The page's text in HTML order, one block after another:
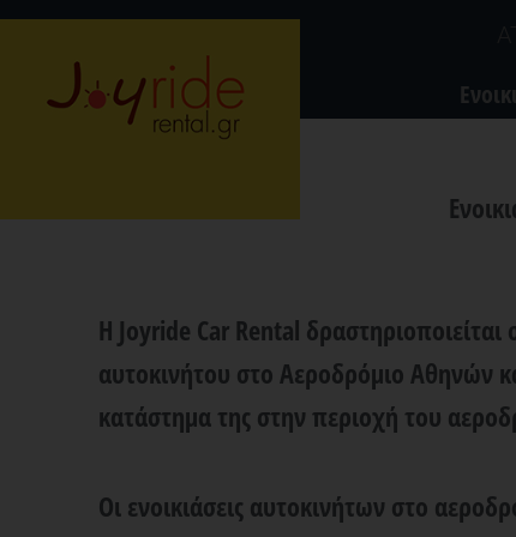
Μετάβαση
περιεχόμενο
Η Joyride Car Rental δραστηριοποιείται
αυτοκινήτου στο Αεροδρόμιο Αθηνών
κατάστημα της στην περιοχή του
Οι ενοικιάσεις αυτοκινήτων στο